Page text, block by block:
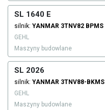
SL 1640 E
silnik: YANMAR 3TNV82 BPMS
GEHL
Maszyny budowlane
SL 2026
silnik: YANMAR 3TNV88-BKMS
GEHL
Maszyny budowlane